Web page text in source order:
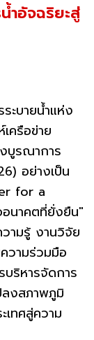
ำอัจฉริยะสู่
ะบายน้ำแห่ง
ครือข่าย
บูรณาการ
อย่างเป็น
for a
นาคตที่ยั่งยืน"
วามรู้ งานวิจัย
วามร่วมมือ
บริหารจัดการ
ลงสภาพภูมิ
เทศสู่ความ